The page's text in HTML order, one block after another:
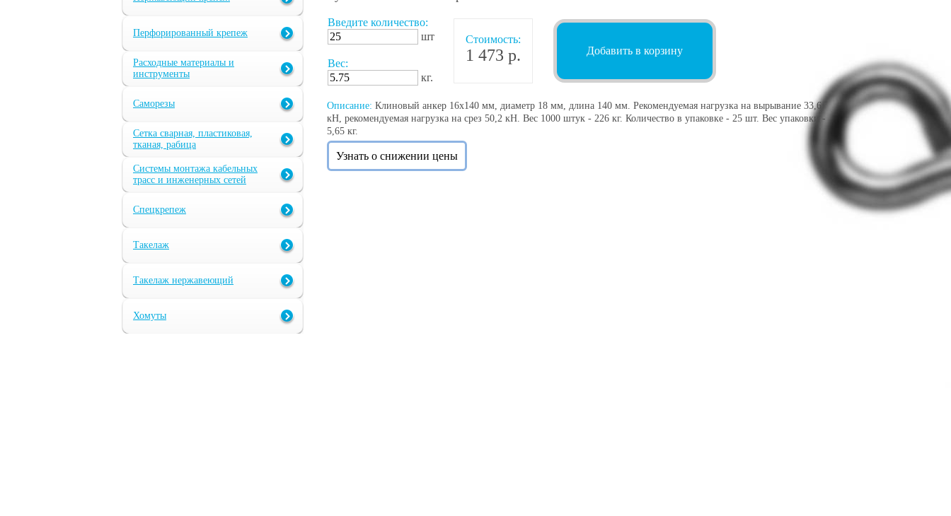
Перфорированный крепеж
Расходные материалы и
инструменты
Саморезы
Сетка сварная, пластиковая,
тканая, рабица
Системы монтажа кабельных
трасс и инженерных сетей
Спецкрепеж
Такелаж
Такелаж нержавеющий
Хомуты
Введите количество:
шт
Вес:
кг.
Стоимость:
1 473 р. Добавить в корзину
Описание: Клиновый анкер 16х140 мм, диаметр 18 мм, длина 140 мм. Рекомендуемая нагрузка на вырывание 33,6
кН, рекомендуемая нагрузка на срез 50,2 кН. Вес 1000 штук - 226 кг. Количество в упаковке - 25 шт. Вес упаковки -
5,65 кг.
Узнать о снижении цены